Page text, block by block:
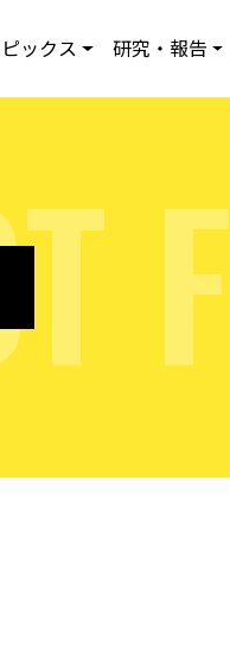
ピックス 研究・報告
T F